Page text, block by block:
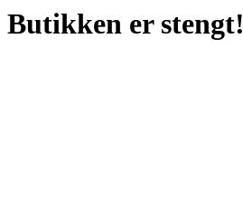
Butikken er stengt!